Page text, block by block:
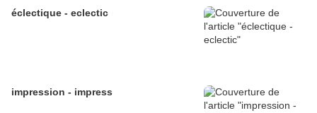
éclectique - eclectic
impression - impress